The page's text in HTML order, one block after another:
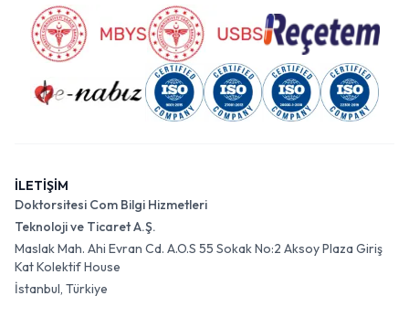
İLETİŞİM
Doktorsitesi Com Bilgi Hizmetleri
Teknoloji ve Ticaret A.Ş.
Maslak Mah. Ahi Evran Cd. A.O.S 55 Sokak No:2 Aksoy Plaza Giriş
Kat Kolektif House
İstanbul, Türkiye